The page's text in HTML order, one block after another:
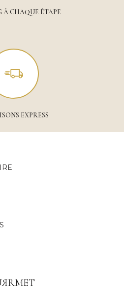
À CHAQUE ÉTAPE
EXPRESS